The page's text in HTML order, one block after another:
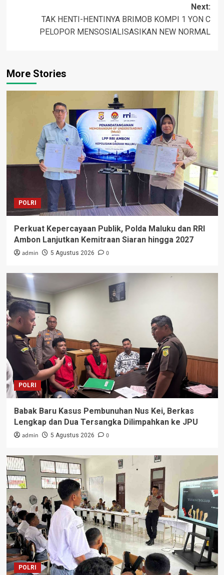
Next:
TAK HENTI-HENTINYA BRIMOB KOMPI 1 YON C
PELOPOR MENSOSIALISASIKAN NEW NORMAL
More Stories
POLRI
Perkuat Kepercayaan Publik, Polda Maluku dan RRI
Ambon Lanjutkan Kemitraan Siaran hingga 2027
admin 5 Agustus 2026 0
POLRI
Babak Baru Kasus Pembunuhan Nus Kei, Berkas
Lengkap dan Dua Tersangka Dilimpahkan ke JPU
admin 5 Agustus 2026 0
POLRI